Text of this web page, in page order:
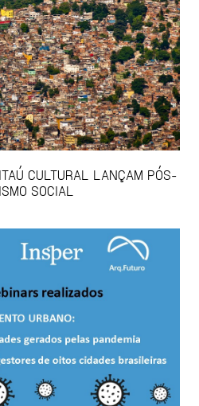
CULTURAL LANÇAM PÓS-
SOCIAL